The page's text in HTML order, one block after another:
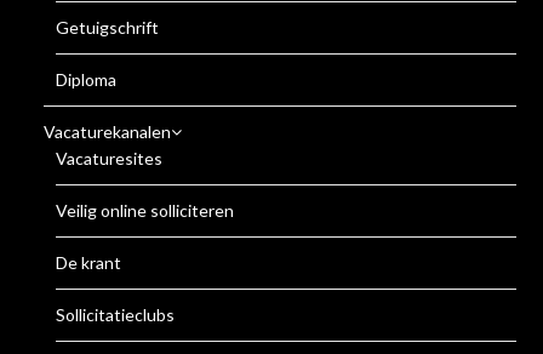
Getuigschrift
Diploma
Vacaturekanalen
Vacaturesites
Veilig online solliciteren
De krant
Sollicitatieclubs